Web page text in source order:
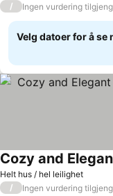
/ Ingen vurdering
Velg datoer for å se
Helt hus / hel leilighet
Se priser
/ Ingen vurdering